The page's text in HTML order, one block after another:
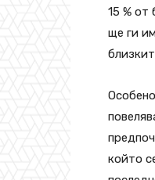
15 % от
ще ги
който